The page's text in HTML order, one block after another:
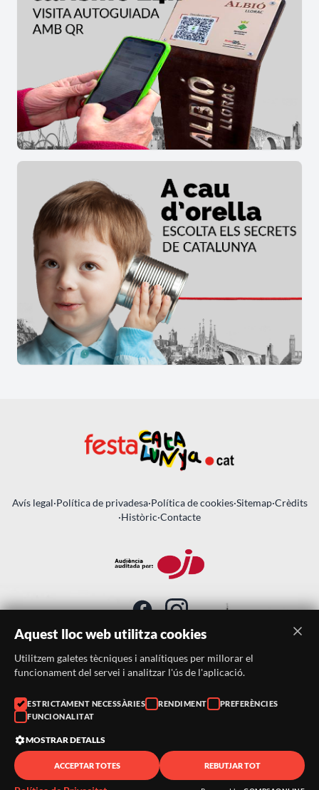
Avís legal·Política de privadesa·Política de cookies·Sitemap·Crèdits
·Històric·Contacte
SUBSCRIU-TE AL BUTLLETÍ
Telèfon:
938046359
Correu:
© 2026 ·FestaCatalunya
— Tots els drets reservats · Web
desenvolupada amb ❤️ perCompsaOnline
Aquest lloc web utilitza cookies
Utilitzem galetes tècniques i analítiques per millorar el
funcionament del servei i analitzar l'ús de l'aplicació.
ESTRICTAMENT NECESSÀRIES RENDIMENT
PREFERÈNCIES
FUNCIONALITAT
MOSTRAR DETALLS
ACCEPTAR TOTES REBUTJAR TOT